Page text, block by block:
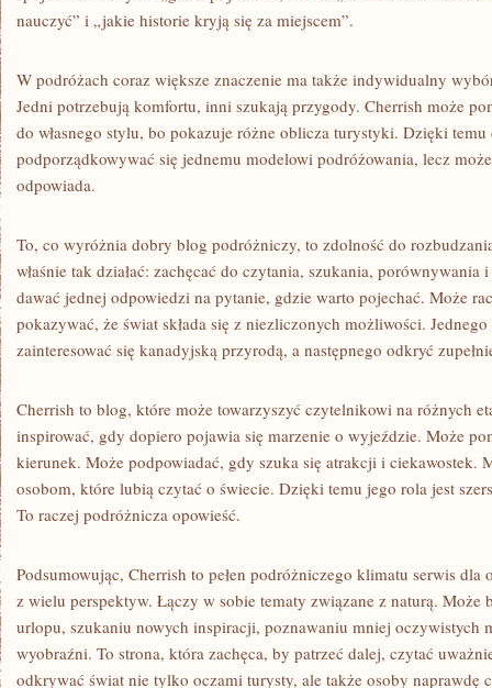
nauczyć” i „jakie historie kryją się za miejscem”.
W podróżach coraz większe znaczenie ma także indywidualny
Jedni potrzebują komfortu, inni szukają przygody. Cherrish może
do własnego stylu, bo pokazuje różne oblicza turystyki. Dzięki
podporządkowywać się jednemu modelowi podróżowania, lecz
odpowiada.
To, co wyróżnia dobry blog podróżniczy, to zdolność do
właśnie tak działać: zachęcać do czytania, szukania,
dawać jednej odpowiedzi na pytanie, gdzie warto pojechać. Może
pokazywać, że świat składa się z niezliczonych możliwości.
zainteresować się kanadyjską przyrodą, a następnego odkryć
Cherrish to blog, które może towarzyszyć czytelnikowi na różnych
inspirować, gdy dopiero pojawia się marzenie o wyjeździe. Może
kierunek. Może podpowiadać, gdy szuka się atrakcji i ciekawostek.
osobom, które lubią czytać o świecie. Dzięki temu jego rola jest
To raczej podróżnicza opowieść.
Podsumowując, Cherrish to pełen podróżniczego klimatu serwis dla
z wielu perspektyw. Łączy w sobie tematy związane z naturą.
urlopu, szukaniu nowych inspiracji, poznawaniu mniej oczywistych
wyobraźni. To strona, która zachęca, by patrzeć dalej, czytać
odkrywać świat nie tylko oczami turysty, ale także osoby naprawdę